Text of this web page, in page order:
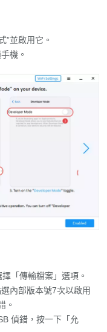
”並啟用它。
機。
「傳輸檔案」選項。
內部版本號7次以啟用
。
偵錯，按一下「允